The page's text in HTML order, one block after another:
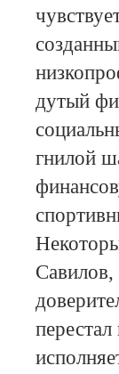
дутый
гнилой
Савилов,